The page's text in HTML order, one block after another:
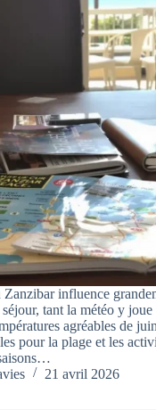
influence
tant la météo y
agréables de
pour la plage et les
21 avril 2026